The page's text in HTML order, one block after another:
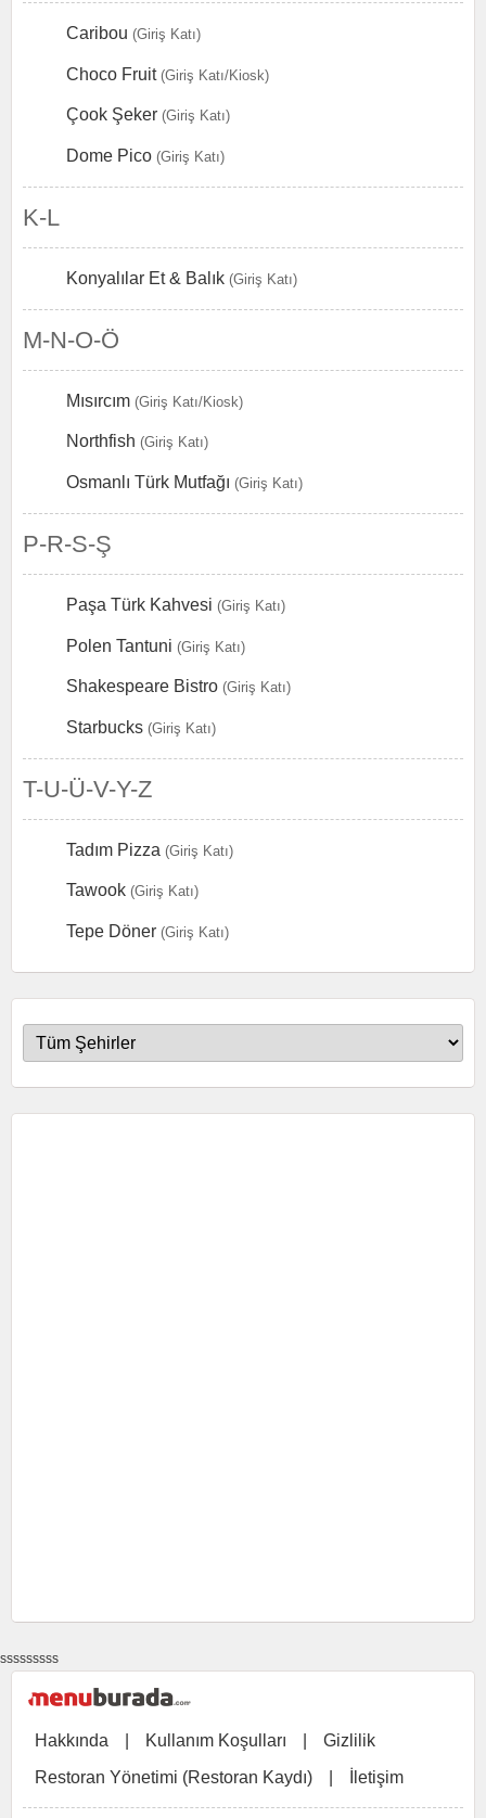
Caribou (Giriş Katı)
Choco Fruit (Giriş Katı/Kiosk)
Çook Şeker (Giriş Katı)
Dome Pico (Giriş Katı)
K-L
Konyalılar Et & Balık (Giriş Katı)
M-N-O-Ö
Mısırcım (Giriş Katı/Kiosk)
Northfish (Giriş Katı)
Osmanlı Türk Mutfağı (Giriş Katı)
P-R-S-Ş
Paşa Türk Kahvesi (Giriş Katı)
Polen Tantuni (Giriş Katı)
Shakespeare Bistro (Giriş Katı)
Starbucks (Giriş Katı)
T-U-Ü-V-Y-Z
Tadım Pizza (Giriş Katı)
Tawook (Giriş Katı)
Tepe Döner (Giriş Katı)
sssssssss
Hakkında Kullanım Koşulları
Gizlilik
Restoran Yönetimi (Restoran Kaydı)
İletişim